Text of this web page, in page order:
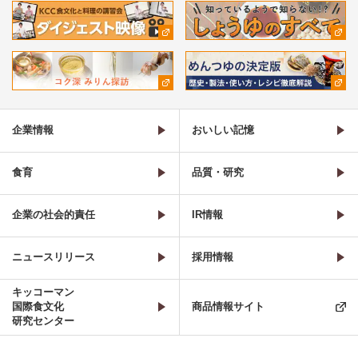
企業情報 おいしい記憶
食育 品質・研究
企業の社会的責任 IR情報
ニュースリリース 採用情報
キッコーマン
国際食文化
研究センター
商品情報サイト